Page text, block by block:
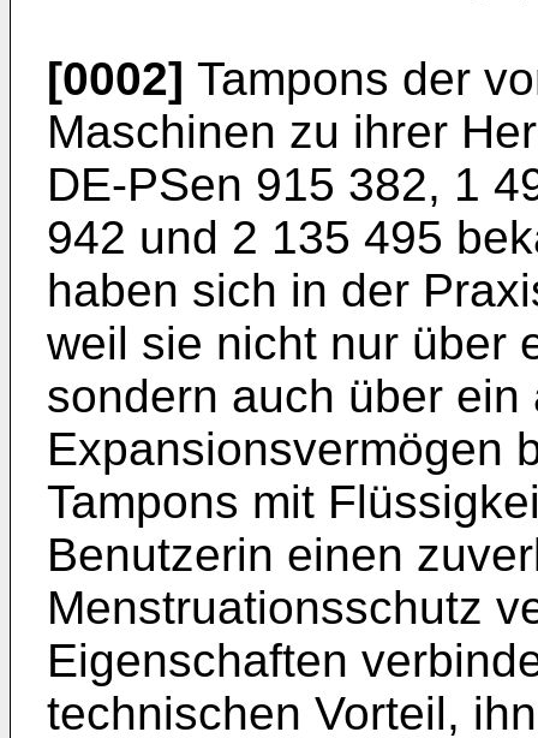
[0002] Tampons der
Maschinen zu ihrer
DE-PSen 915 382, 1
942 und 2 135 495
haben sich in der
weil sie nicht nur über
sondern auch über
Expansionsvermögen
Tampons mit
Benutzerin einen
Menstruationsschutz
Eigenschaften
technischen Vorteil,